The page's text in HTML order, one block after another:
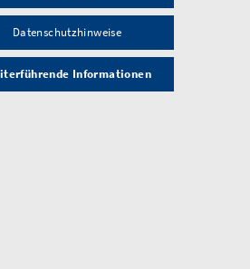
Datenschutz­hinweise
Informa­tio­nen